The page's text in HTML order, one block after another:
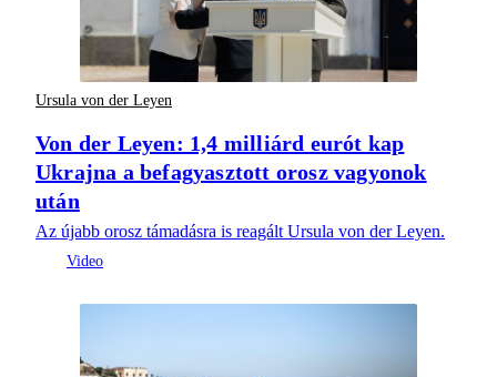
Ursula von der Leyen
Von der Leyen: 1,4 milliárd eurót kap
Ukrajna a befagyasztott orosz vagyonok
után
Az újabb orosz támadásra is reagált Ursula von der Leyen.